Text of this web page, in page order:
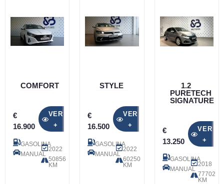
COMFORT
€
16.900
VER
+
GASOLINA
MANUAL
2022
50856
KM
STYLE
€
16.500
VER
+
GASOLINA
MANUAL
2022
60250
KM
1.2
PURETECH
SIGNATURE
€
13.250
VER
+
GASOLINA
MANUAL
2018
77702
KM